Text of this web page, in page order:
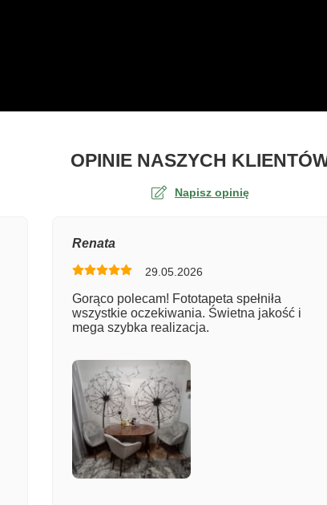
OPINIE NASZYCH
Napisz opinię
Numer zamówienia
Załącz zdjęcie
Renata
29.05.2026
Gorąco polecam! Fototapeta spełniła
wszystkie oczekiwania. Świetna jakość i
mega szybka realizacja.